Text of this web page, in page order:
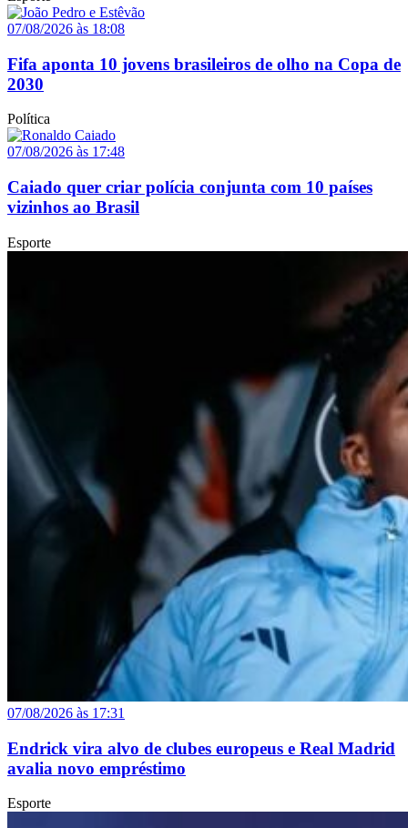
07/08/2026 às 18:08
Fifa aponta 10 jovens brasileiros de olho na Copa de
2030
Política
07/08/2026 às 17:48
Caiado quer criar polícia conjunta com 10 países
vizinhos ao Brasil
Esporte
07/08/2026 às 17:31
Endrick vira alvo de clubes europeus e Real Madrid
avalia novo empréstimo
Esporte